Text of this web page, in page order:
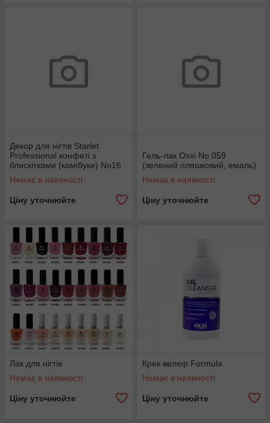
Декор для нігтів Starlet
Professional конфеті з
блискітками (камібуки) No16
Немає в наявності
Ціну уточнюйте
Гель-лак Oxxi No 059
(зелений пляшковий, емаль)
Немає в наявності
Ціну уточнюйте
Лак для нігтів
Немає в наявності
Ціну уточнюйте
Крек велюр Formula
Немає в наявності
Ціну уточнюйте